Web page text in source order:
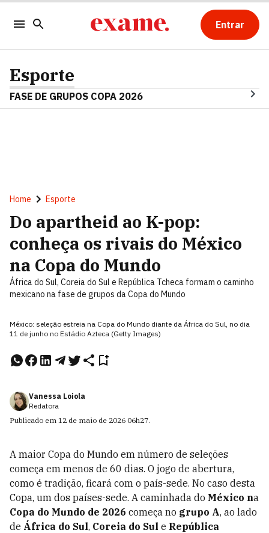
Entrar
Esporte
FASE DE GRUPOS COPA 2026
Home Esporte
Do apartheid ao K-pop:
conheça os rivais do México
na Copa do Mundo
África do Sul, Coreia do Sul e República Tcheca formam o caminho
mexicano na fase de grupos da Copa do Mundo
México: seleção estreia na Copa do Mundo diante da África do Sul, no dia
11 de junho no Estádio Azteca (Getty Images)
Vanessa Loiola
Redatora
Publicado em 12 de maio de 2026 06h27.
A maior Copa do Mundo em número de seleções
começa em menos de 60 dias. O jogo de abertura,
como é tradição, ficará com o país-sede. No caso desta
Copa, um dos países-sede. A caminhada do México na
Copa do Mundo de 2026 começa no grupo A, ao lado
de África do Sul, Coreia do Sul e República